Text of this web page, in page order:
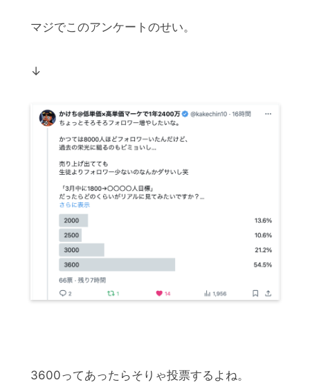
マジでこのアンケートのせい。
↓
3600ってあったらそりゃ投票するよね。